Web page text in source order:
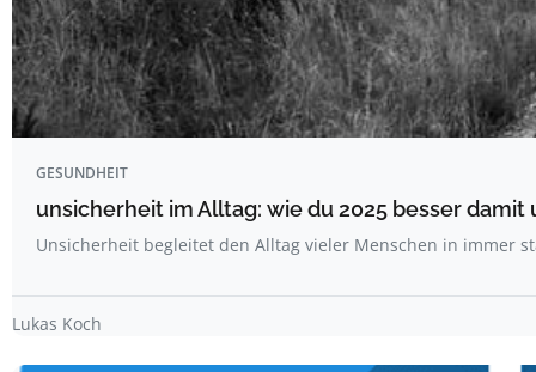
GESUNDHEIT
unsicherheit im Alltag: wie du 2025 besser
Unsicherheit begleitet den Alltag vieler Menschen in immer
Lukas Koch